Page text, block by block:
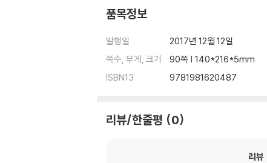
품목정보
발행일
2017년 12월 12일
쪽수, 무게, 크기
90쪽 | 140*216*5mm
ISBN13
9781981620487
리뷰/한줄평 0
리뷰